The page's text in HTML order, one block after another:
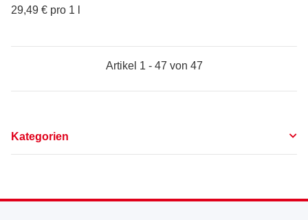
Schaumkanone 946ml
29,49 € pro 1 l
Artikel 1 - 47 von 47
Kategorien